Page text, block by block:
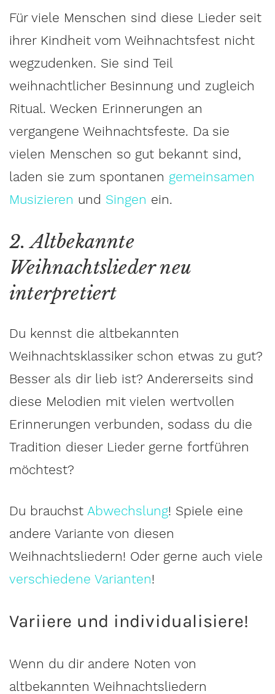
Für viele Menschen sind diese Lieder seit
ihrer Kindheit vom Weihnachtsfest nicht
wegzudenken. Sie sind Teil
weihnachtlicher Besinnung und zugleich
Ritual. Wecken Erinnerungen an
vergangene Weihnachtsfeste. Da sie
vielen Menschen so gut bekannt sind,
laden sie zum spontanen gemeinsamen
Musizieren und Singen ein.
2. Altbekannte
Weihnachtslieder neu
interpretiert
Du kennst die altbekannten
Weihnachtsklassiker schon etwas zu gut?
Besser als dir lieb ist? Andererseits sind
diese Melodien mit vielen wertvollen
Erinnerungen verbunden, sodass du die
Tradition dieser Lieder gerne fortführen
möchtest?
Du brauchst Abwechslung! Spiele eine
andere Variante von diesen
Weihnachtsliedern! Oder gerne auch viele
verschiedene Varianten!
Variiere und individualisiere!
Wenn du dir andere Noten von
altbekannten Weihnachtsliedern